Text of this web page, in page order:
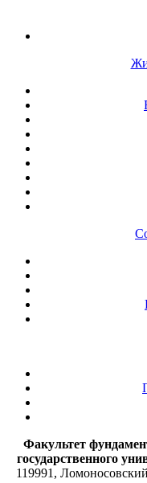
Факультет
государственного
119991,